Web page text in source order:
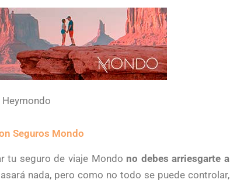
Heymondo
Seguros Mondo
tu seguro de viaje Mondo no debes arriesgarte a
nada, pero como no todo se puede controlar,